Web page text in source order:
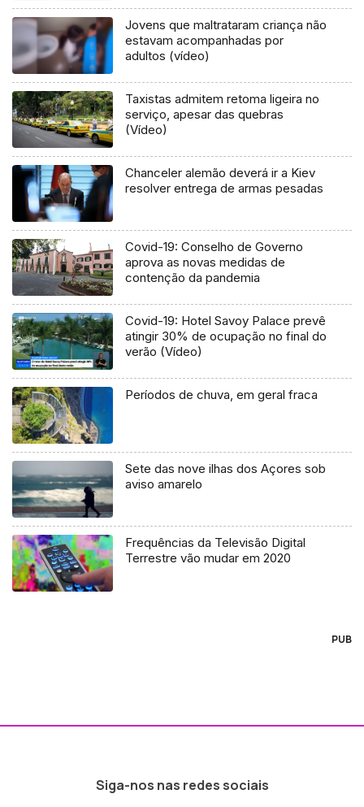
Jovens que maltrataram criança não
estavam acompanhadas por
adultos (vídeo)
Taxistas admitem retoma ligeira no
serviço, apesar das quebras
(Vídeo)
Chanceler alemão deverá ir a Kiev
resolver entrega de armas pesadas
Covid-19: Conselho de Governo
aprova as novas medidas de
contenção da pandemia
Covid-19: Hotel Savoy Palace prevê
atingir 30% de ocupação no final do
verão (Vídeo)
Períodos de chuva, em geral fraca
Sete das nove ilhas dos Açores sob
aviso amarelo
Frequências da Televisão Digital
Terrestre vão mudar em 2020
PUB
Siga-nos nas redes sociais